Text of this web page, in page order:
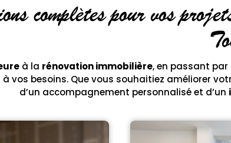
complètes pour vos
à la rénovation immobilière, en passant par
vos besoins. Que vous souhaitiez améliorer
d’un accompagnement personnalisé et d’un